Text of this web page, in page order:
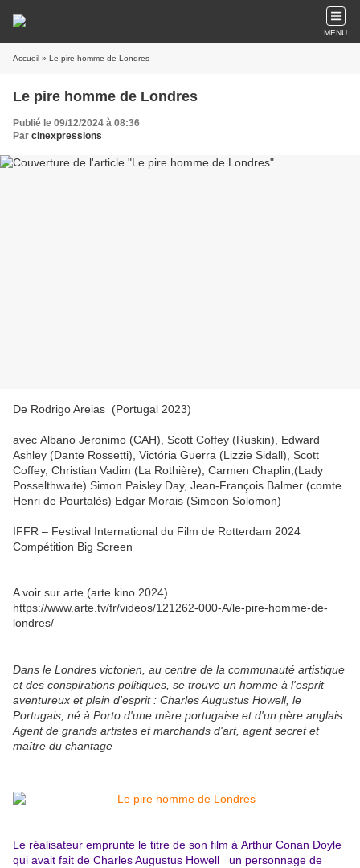
MENU
Accueil » Le pire homme de Londres
Le pire homme de Londres
Publié le 09/12/2024 à 08:36
Par cinexpressions
De Rodrigo Areias (Portugal 2023)
avec Albano Jeronimo (CAH), Scott Coffey (Ruskin), Edward
Ashley (Dante Rossetti), Victória Guerra (Lizzie Sidall), Scott
Coffey, Christian Vadim (La Rothière), Carmen Chaplin,(Lady
Posselthwaite) Simon Paisley Day, Jean-François Balmer (comte
Henri de Pourtalès) Edgar Morais (Simeon Solomon)
IFFR – Festival International du Film de Rotterdam 2024
Compétition Big Screen
A voir sur arte (arte kino 2024)
https://www.arte.tv/fr/videos/121262-000-A/le-pire-homme-de-
londres/
Dans le Londres victorien, au centre de la communauté artistique
et des conspirations politiques, se trouve un homme à l'esprit
aventureux et plein d'esprit : Charles Augustus Howell, le
Portugais, né à Porto d'une mère portugaise et d'un père anglais.
Agent de grands artistes et marchands d'art, agent secret et
maître du chantage
Le réalisateur emprunte le titre de son film à Arthur Conan Doyle
qui avait fait de Charles Augustus Howell un personnage de